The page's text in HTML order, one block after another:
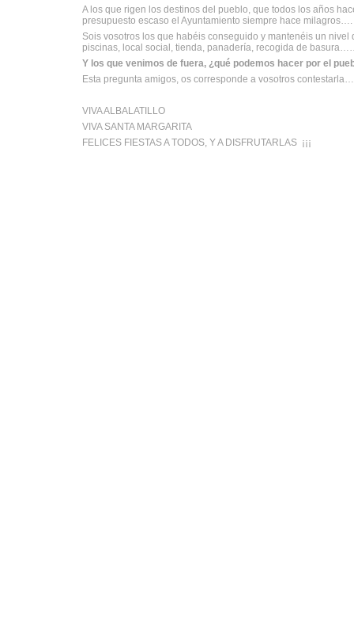
A los que rigen los destinos del pueblo, que todos los años
presupuesto escaso el Ayuntamiento siempre hace milagros….
Sois vosotros los que habéis conseguido y mantenéis un
piscinas, local social, tienda, panadería, recogida de
Y los que venimos de fuera, ¿qué podemos hacer por el
Esta pregunta amigos, os corresponde a vosotros
VIVA ALBALATILLO
VIVA SANTA MARGARITA
FELICES FIESTAS A TODOS, Y A DISFRUTARLAS ¡¡¡